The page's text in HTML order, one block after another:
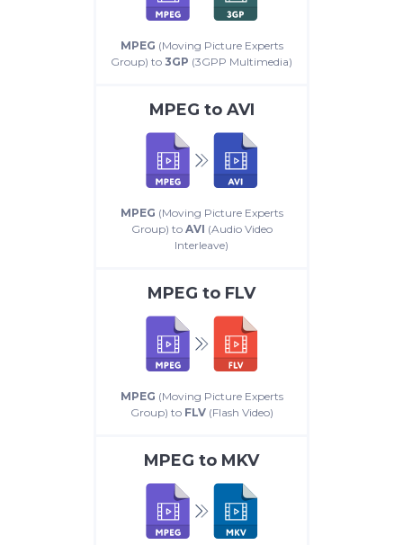
MPEG (Moving Picture Experts
Group) to 3GP (3GPP Multimedia)
MPEG to AVI
MPEG (Moving Picture Experts
Group) to AVI (Audio Video
Interleave)
MPEG to FLV
MPEG (Moving Picture Experts
Group) to FLV(Flash Video)
MPEG to MKV